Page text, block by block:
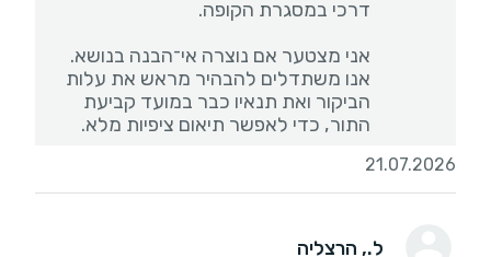
אני מצטער אם נוצרה אי־הבנה בנושא.
אנו משתדלים להבהיר מראש את עלות
הביקור ואת תנאיו כבר במועד קביעת
התור, כדי לאפשר תיאום ציפיות מלא.
21.07.2026
ל., הרצליה